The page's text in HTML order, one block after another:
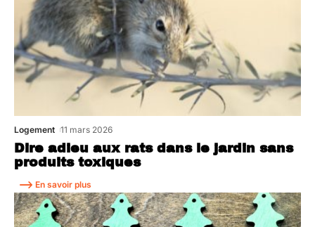
Dire adieu aux rats dans le jardin sans
produits toxiques
Logement 11 mars 2026
En savoir plus